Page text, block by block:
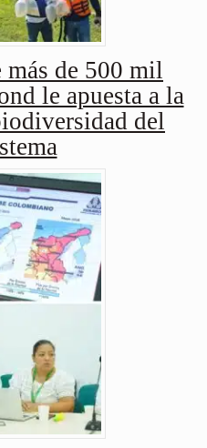
más de 500 mil
le apuesta a la
del